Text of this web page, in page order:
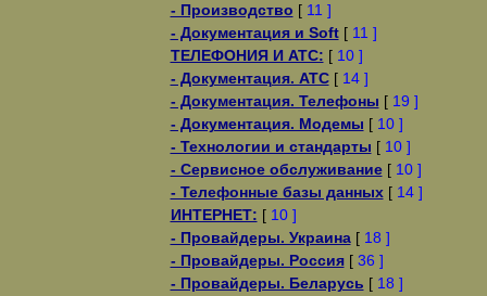
- Производство [ 11 ]
- Документация и Soft[ 11 ]
ТЕЛЕФОНИЯ И АТС: [ 10 ]
- Документация. АТС[ 14 ]
- Документация. Телефоны [ 19 ]
- Документация. Модемы [ 10 ]
- Технологии и стандарты [ 10 ]
- Сервисное обслуживание[ 10 ]
- Телефонные базы данных[ 14 ]
ИНТЕРНЕТ: [ 10 ]
- Провайдеры. Украина[ 18 ]
- Провайдеры. Россия[ 36 ]
- Провайдеры. Беларусь [ 18 ]